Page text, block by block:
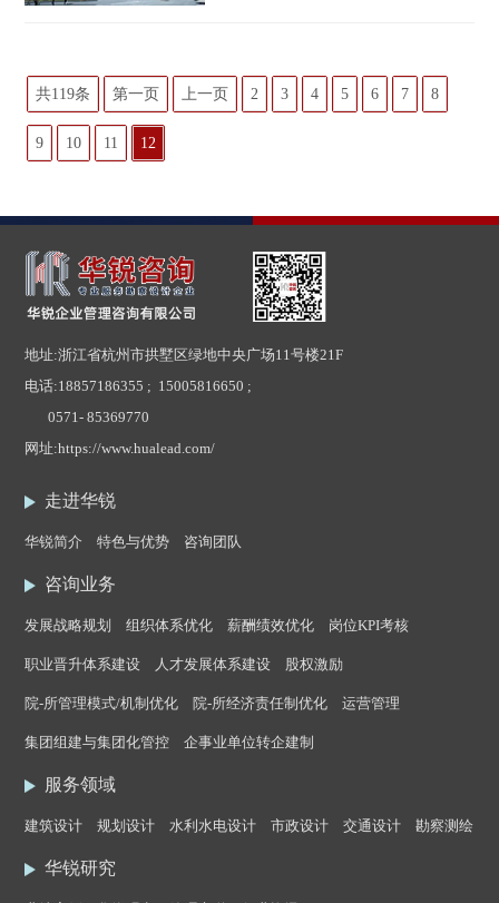
共119条 第一页 上一页 2 3 4 5 6 7 8
9 10 11 12
走进华锐
华锐简介 特色与优势 咨询团队
咨询业务
发展战略规划 组织体系优化 薪酬绩效优化 岗位KPI考核
职业晋升体系建设 人才发展体系建设 股权激励
院-所管理模式/机制优化 院-所经济责任制优化 运营管理
集团组建与集团化管控 企事业单位转企建制
服务领域
建筑设计 规划设计 水利水电设计 市政设计 交通设计 勘察测绘
华锐研究
地址:浙江省杭州市拱墅区绿地中央广场11号楼21F
电话:18857186355 ; 15005816650 ;
0571- 85369770
网址:https://www.hualead.com/